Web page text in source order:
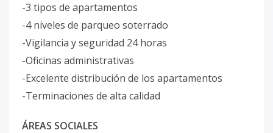
-3 tipos de apartamentos
-4 niveles de parqueo soterrado
-Vigilancia y seguridad 24 horas
-Oficinas administrativas
-Excelente distribución de los apartamentos
-Terminaciones de alta calidad
ÁREAS SOCIALES